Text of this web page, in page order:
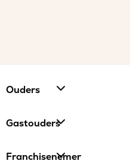
Ouders
Gastouders
Franchisenemer